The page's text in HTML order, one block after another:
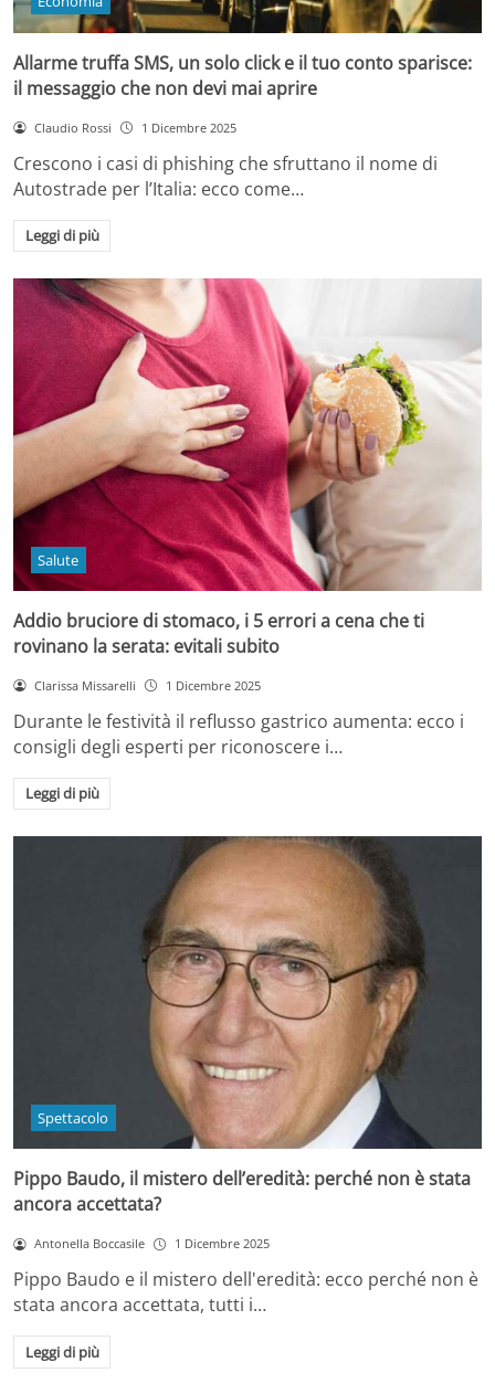
Allarme truffa SMS, un solo click e il tuo conto sparisce:
il messaggio che non devi mai aprire
Claudio Rossi 1 Dicembre 2025
Crescono i casi di phishing che sfruttano il nome di
Autostrade per l’Italia: ecco come…
Leggi di più
Salute
Addio bruciore di stomaco, i 5 errori a cena che ti
rovinano la serata: evitali subito
Clarissa Missarelli 1 Dicembre 2025
Durante le festività il reflusso gastrico aumenta: ecco i
consigli degli esperti per riconoscere i…
Leggi di più
Spettacolo
Pippo Baudo, il mistero dell’eredità: perché non è stata
ancora accettata?
Antonella Boccasile 1 Dicembre 2025
Pippo Baudo e il mistero dell'eredità: ecco perché non è
stata ancora accettata, tutti i…
Leggi di più